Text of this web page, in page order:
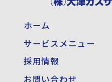
ホーム
サービスメニュー
採用情報
お問い合わせ